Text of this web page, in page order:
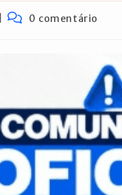
Comentários
0 comentário